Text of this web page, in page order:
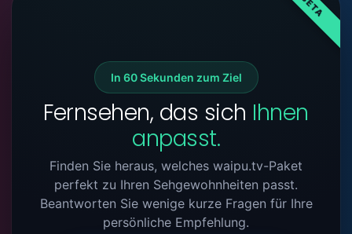
BETA
In 60 Sekunden zum Ziel
Fernsehen, das sich Ihnen
anpasst.
Finden Sie heraus, welches waipu.tv-Paket
perfekt zu Ihren Sehgewohnheiten passt.
Beantworten Sie wenige kurze Fragen für Ihre
persönliche Empfehlung.